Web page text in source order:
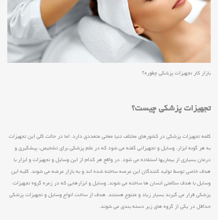
بازار کار تجهیزات پزشکی چطوره؟
تجهیزات پزشکی چیست؟
کلمه تجهیزات پزشکی در کشورهای مختلف دنیا معانی متعددی دارد. اما در حالت کلی این تجهیزات
به هر گونه ابزار، وسایل و تجهیزاتی گفته می شود که در علم پزشکی برای تشخیص، پیشگیری و
درمان بسیاری از بیماریها استفاده می شود. در واقع هر کدام از این وسایل و تجهیزات و ابزار با
هدف خاصی توسط تولید کنندگان این عرصه ساخته شده اند و به بازار عرضه می شوند. کلیه این
وسایل با هدف سلامتی انسان ها ساخته می شوند. وسایل و ابزارهایی که در زمره گروه تجهیزات
پزشکی قرار می گیرند بسیار زیاد و متنوع هستند. هدف از ساخت انواع وسایل و تجهیزات پزشکی
حداقل در یکی از گروه های زیر دسته بندی می شوند.